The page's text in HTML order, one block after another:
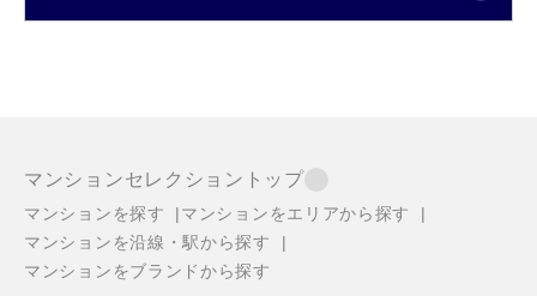
マンションセレクショントップ
マンションを探す
マンションをエリアから探す
マンションを沿線・駅から探す
マンションをブランドから探す